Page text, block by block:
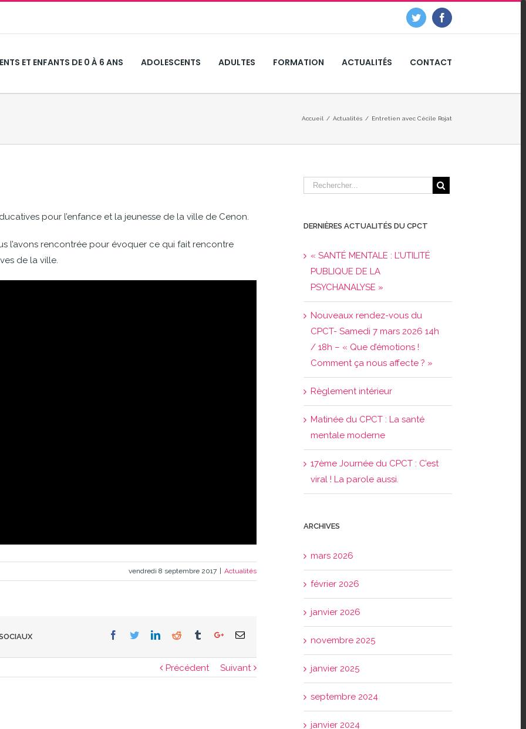
Twitter Facebook
ET ENFANTS DE 0 À 6 ANS ADOLESCENTS ADULTES FORMATION ACTUALITÉS CONTACT
Accueil / Actualités / Entretien avec Cécile Rojat
pour l’enfance et la jeunesse de la ville de Cenon.
l’avons rencontrée pour évoquer ce qui fait rencontre
de la ville.
vendredi 8 septembre 2017 Actualités
Facebook
TwitterLinkedinReddit TumblrGoogle+Email
Précédent Suivant
DERNIÈRES ACTUALITÉS DU CPCT
« SANTÉ MENTALE : L’UTILITÉ
PUBLIQUE DE LA
PSYCHANALYSE »
Nouveaux rendez-vous du
CPCT- Samedi 7 mars 2026 14h
/ 18h – « Que d’émotions !
Comment ça nous affecte ? »
Règlement intérieur
Matinée du CPCT : La santé
mentale moderne
17ème Journée du CPCT : C’est
viral ! La parole aussi.
ARCHIVES
mars 2026
février 2026
janvier 2026
novembre 2025
janvier 2025
septembre 2024
janvier 2024